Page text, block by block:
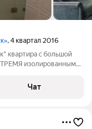
, 4 квартал 2016
квартира с большой
ТРЕМЯ изолированными
. Панорамные
Чат